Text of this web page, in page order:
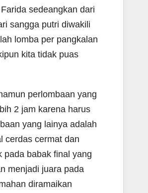
sedeangkan dari
sangga putri diwakili
lomba per pangkalan
kita tidak puas
perlombaan yang
2 jam karena harus
yang lainya adalah
cerdas cermat dan
babak final yang
menjadi juara pada
diramaikan